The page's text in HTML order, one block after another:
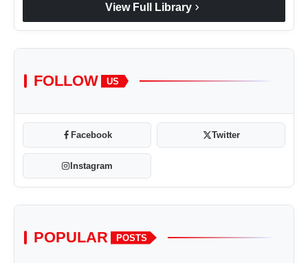
View Full Library chevron_right
FOLLOW US
Facebook Twitter
Instagram
POPULAR POSTS